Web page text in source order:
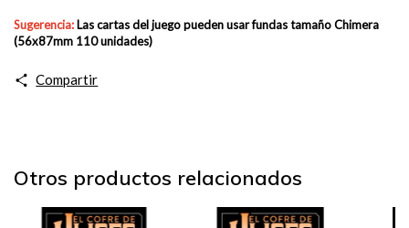
Sugerencia: Las cartas del juego pueden usar fundastamaño Chimera
(56x87mm 110 unidades)
Compartir
Otros productos relacionados